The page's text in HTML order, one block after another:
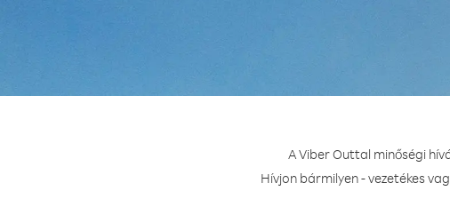
A Viber Outtal minőségi
Hívjon bármilyen - vezetékes